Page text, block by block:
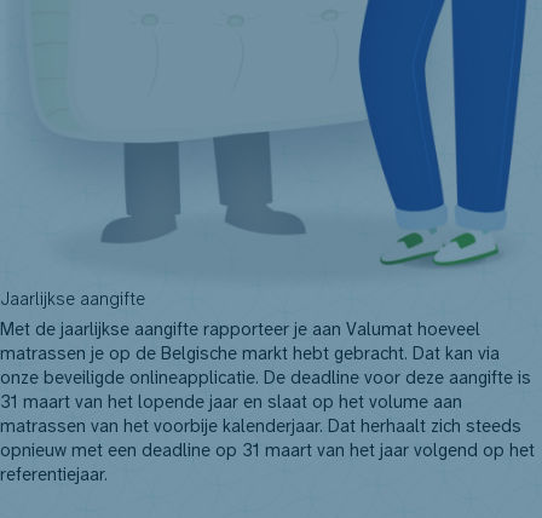
Jaarlijkse aangifte
Met de jaarlijkse aangifte rapporteer je aan Valumat hoeveel
matrassen je op de Belgische markt hebt gebracht. Dat kan via
onze beveiligde onlineapplicatie. De deadline voor deze aangifte is
31 maart van het lopende jaar en slaat op het volume aan
matrassen van het voorbije kalenderjaar. Dat herhaalt zich steeds
opnieuw met een deadline op 31 maart van het jaar volgend op het
referentiejaar.